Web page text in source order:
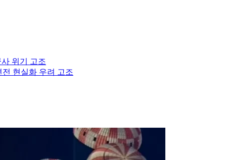
위기 고조
현실화 우려 고조